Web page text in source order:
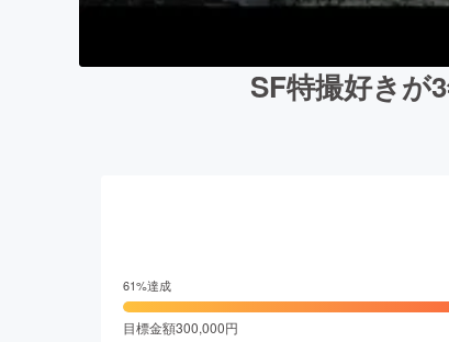
SF特撮好きが
61%達成
目標金額300,000円